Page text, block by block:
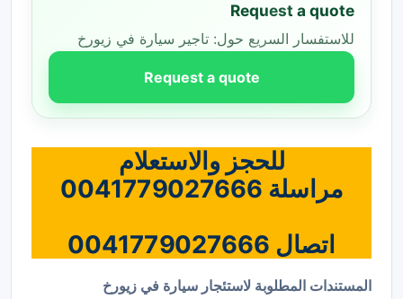
Request a quote
للاستفسار السريع حول: تاجير سيارة في زيورخ
Request a quote
للحجز والاستعلام
مراسلة 0041779027666
اتصال 0041779027666
المستندات المطلوبة لاستئجار سيارة في زيورخ